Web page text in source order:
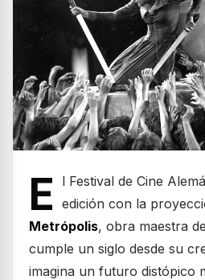
E
l Festival de Cine
edición con la
Metrópolis, obra maestra
cumple un siglo desde su
imagina un futuro distópico